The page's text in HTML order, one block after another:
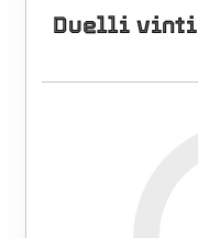
Duelli vinti